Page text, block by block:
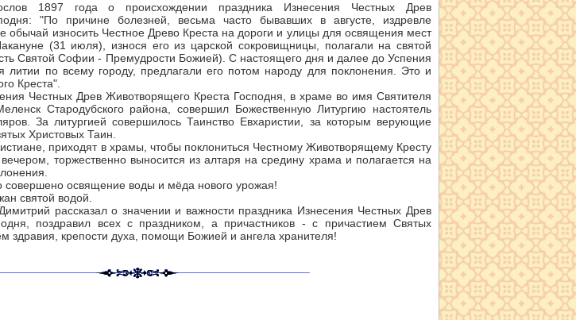
1897 года о происхождении праздника Изнесения Честных Древ
"По причине болезней, весьма часто бывавших в августе, издревле
обычай износить Честное Древо Креста на дороги и улицы для освящения мест
(31 июля), износя его из царской сокровищницы, полагали на святой
Святой Софии - Премудрости Божией). С настоящего дня и далее до Успения
литии по всему городу, предлагали его потом народу для поклонения. Это и
Креста".
Честных Древ Животворящего Креста Господня, в храме во имя Святителя
Стародубского района, совершил Божественную Литургию настоятель
За литургией совершилось Таинство Евхаристии, за которым верующие
Христовых Таин.
приходят в храмы, чтобы поклониться Честному Животворящему Кресту
торжественно выносится из алтаря на средину храма и полагается на
совершено освящение воды и мёда нового урожая!
святой водой.
рассказал о значении и важности праздника Изнесения Честных Древ
поздравил всех с праздником, а причастников - с причастием Святых
здравия, крепости духа, помощи Божией и ангела хранителя!